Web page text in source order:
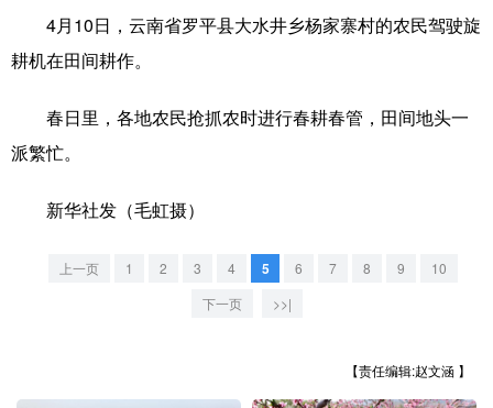
乡村振兴
城市
悦读
公益
文化产业
地方频道
江苏
4月10日，云南省罗平县大水井乡杨家寨村的农民驾驶旋
耕机在田间耕作。
春日里，各地农民抢抓农时进行春耕春管，田间地头一
派繁忙。
新华社发（毛虹摄）
上一页 1 2 3 4 5 6 7 8 9
10
下一页
>>|
【责任编辑:赵文涵 】